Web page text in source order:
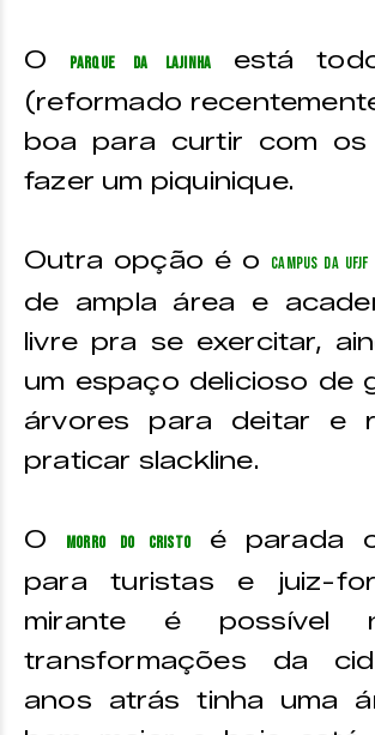
O Parque da Lajinha
está
(reformado
boa para curtir com os
fazer um piquinique.
Outra opção é o Campus da UFJF
de ampla área e
livre pra se exercitar,
um espaço delicioso de
árvores para deitar e
praticar slackline.
O Morro do Cristoé parada
para turistas e juiz-
mirante é possível
transformações da
anos atrás tinha uma